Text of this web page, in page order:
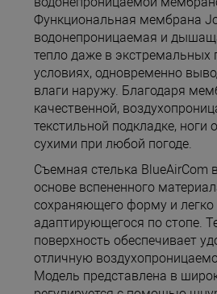
Функциональная мембрана
водонепроницаемая и
тепло даже в экстремальных
условиях, одновременно
влаги наружу. Благодаря
качественной,
текстильной подкладке, ноги
сухими при любой погоде.
Съемная стелька BlueAirCom
основе вспененного
сохраняющего форму и легко
адаптирующегося по стопе.
поверхность обеспечивает
отличную
Модель представлена в